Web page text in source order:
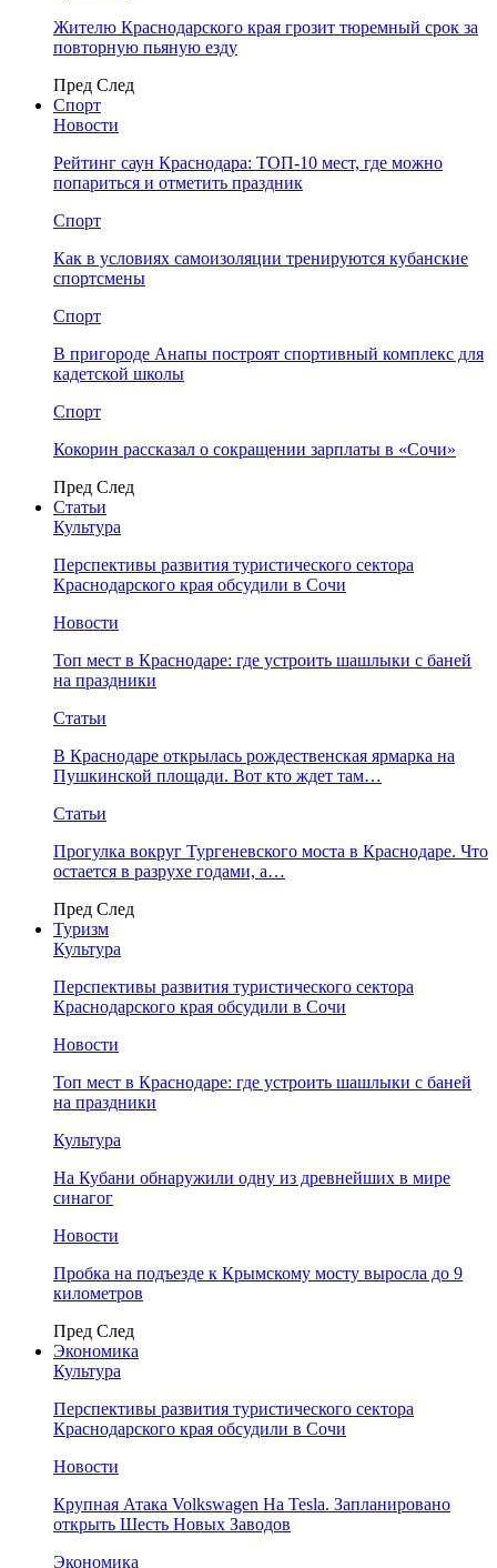
Жителю Краснодарского края грозит тюремный срок за
повторную пьяную езду
Пред След
Спорт
Новости
Рейтинг саун Краснодара: ТОП-10 мест, где можно
попариться и отметить праздник
Спорт
Как в условиях самоизоляции тренируются кубанские
спортсмены
Спорт
В пригороде Анапы построят спортивный комплекс для
кадетской школы
Спорт
Кокорин рассказал о сокращении зарплаты в «Сочи»
Пред След
Статьи
Культура
Перспективы развития туристического сектора
Краснодарского края обсудили в Сочи
Новости
Топ мест в Краснодаре: где устроить шашлыки с баней
на праздники
Статьи
В Краснодаре открылась рождественская ярмарка на
Пушкинской площади. Вот кто ждет там…
Статьи
Прогулка вокруг Тургеневского моста в Краснодаре. Что
остается в разрухе годами, а…
Пред След
Туризм
Культура
Перспективы развития туристического сектора
Краснодарского края обсудили в Сочи
Новости
Топ мест в Краснодаре: где устроить шашлыки с баней
на праздники
Культура
На Кубани обнаружили одну из древнейших в мире
синагог
Новости
Пробка на подъезде к Крымскому мосту выросла до 9
километров
Пред След
Экономика
Культура
Перспективы развития туристического сектора
Краснодарского края обсудили в Сочи
Новости
Крупная Атака Volkswagen На Tesla. Запланировано
открыть Шесть Новых Заводов
Экономика